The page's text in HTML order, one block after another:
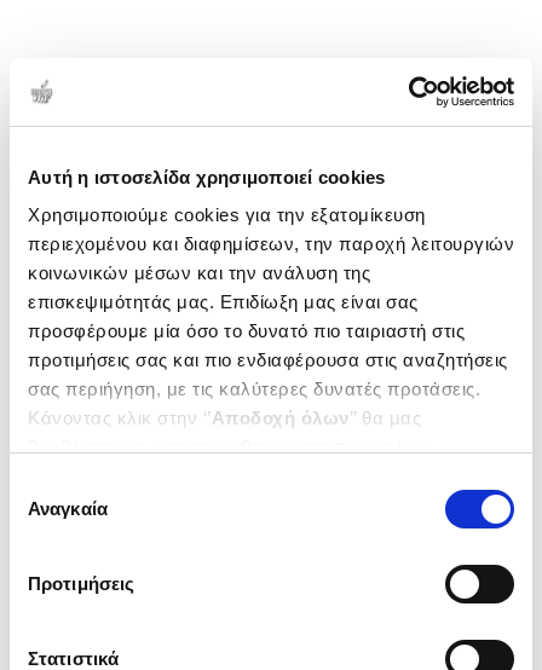
Αυτή η ιστοσελίδα χρησιμοποιεί cookies
Χρησιμοποιούμε cookies για την εξατομίκευση
περιεχομένου και διαφημίσεων, την παροχή λειτουργιών
κοινωνικών μέσων και την ανάλυση της
επισκεψιμότητάς μας. Επιδίωξη μας είναι σας
προσφέρουμε μία όσο το δυνατό πιο ταιριαστή στις
προτιμήσεις σας και πιο ενδιαφέρουσα στις αναζητήσεις
σας περιήγηση, με τις καλύτερες δυνατές προτάσεις.
Κάνοντας κλικ στην ‘’Αποδοχή όλων’’ θα μας
ενδιαφέρουν και να επιλέξετε από τα παρακάτω με την
΄΄και να ενημερωθείτε σχετικά με
συγκατάθεσης
Αναγκαία
Προτιμήσεις
Στατιστικά